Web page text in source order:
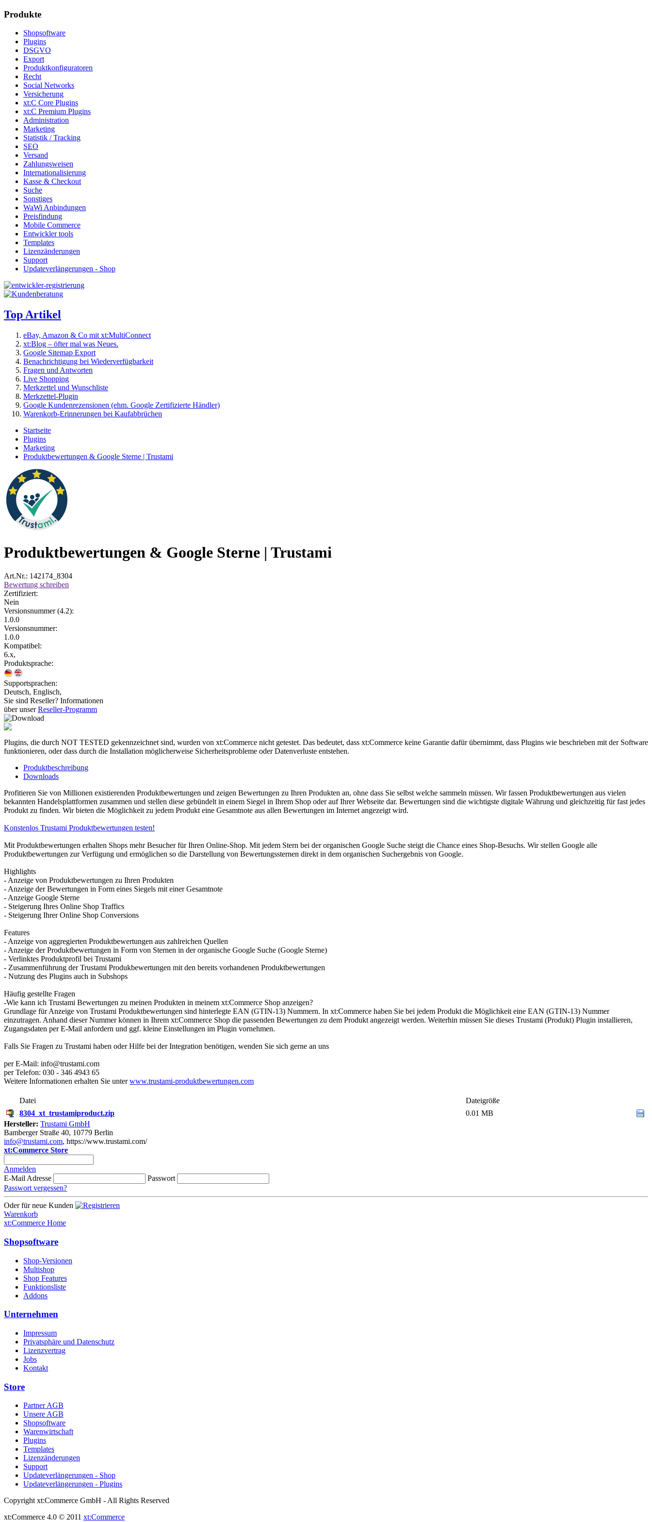
Produkte
Shopsoftware
Plugins
DSGVO
Export
Produktkonfiguratoren
Recht
Social Networks
Versicherung
xt:C Core Plugins
xt:C Premium Plugins
Administration
Marketing
Statistik / Tracking
SEO
Versand
Zahlungsweisen
Internationalisierung
Kasse & Checkout
Suche
Sonstiges
WaWi Anbindungen
Preisfindung
Mobile Commerce
Entwickler tools
Templates
Lizenzänderungen
Support
Updateverlängerungen - Shop
Top Artikel
eBay, Amazon & Co mit xt:MultiConnect
xt:Blog – öfter mal was Neues.
Google Sitemap Export
Benachrichtigung bei Wiederverfügbarkeit
Fragen und Antworten
Live Shopping
Merkzettel und Wunschliste
Merkzettel-Plugin
Google Kundenrezensionen (ehm. Google Zertifizierte Händler)
Warenkorb-Erinnerungen bei Kaufabbrüchen
Startseite
Plugins
Marketing
Produktbewertungen & Google Sterne | Trustami
Produktbewertungen & Google Sterne | Trustami
Art.Nr.: 142174_8304
Bewertung schreiben
Zertifiziert:
Nein
Versionsnummer (4.2):
1.0.0
Versionsnummer:
1.0.0
Kompatibel:
6.x,
Produktsprache:
Supportsprachen:
Deutsch, Englisch,
Sie sind Reseller? Informationen
über unserReseller-Programm
Plugins, die durch NOT TESTED gekennzeichnet sind, wurden von xt:Commerce nicht getestet. Das bedeutet, dass xt:Commerce keine Garantie dafür übernimmt, dass Plugins wie beschrieben mit der Software
funktionieren, oder dass durch die Installation möglicherweise Sicherheitsprobleme oder Datenverluste entstehen.
Produktbeschreibung
Downloads
Profitieren Sie von Millionen existierenden Produktbewertungen und zeigen Bewertungen zu Ihren Produkten an, ohne dass Sie selbst welche sammeln müssen. Wir fassen Produktbewertungen aus vielen
bekannten Handelsplattformen zusammen und stellen diese gebündelt in einem Siegel in Ihrem Shop oder auf Ihrer Webseite dar. Bewertungen sind die wichtigste digitale Währung und gleichzeitig für fast jedes
Produkt zu finden. Wir bieten die Möglichkeit zu jedem Produkt eine Gesamtnote aus allen Bewertungen im Internet angezeigt wird.
Konstenlos Trustami Produktbewertungen testen!
Mit Produktbewertungen erhalten Shops mehr Besucher für Ihren Online-Shop. Mit jedem Stern bei der organischen Google Suche steigt die Chance eines Shop-Besuchs. Wir stellen Google alle
Produktbewertungen zur Verfügung und ermöglichen so die Darstellung von Bewertungssternen direkt in dem organischen Suchergebnis von Google.
Highlights
- Anzeige von Produktbewertungen zu Ihren Produkten
- Anzeige der Bewertungen in Form eines Siegels mit einer Gesamtnote
- Anzeige Google Sterne
- Steigerung Ihres Online Shop Traffics
- Steigerung Ihrer Online Shop Conversions
Features
- Anzeige von aggregierten Produktbewertungen aus zahlreichen Quellen
- Anzeige der Produktbewertungen in Form von Sternen in der organische Google Suche (Google Sterne)
- Verlinktes Produktprofil bei Trustami
- Zusammenführung der Trustami Produkbewertungen mit den bereits vorhandenen Produktbewertungen
- Nutzung des Plugins auch in Subshops
Häufig gestellte Fragen
-Wie kann ich Trustami Bewertungen zu meinen Produkten in meinem xt:Commerce Shop anzeigen?
Grundlage für Anzeige von Trustami Produktbewertungen sind hinterlegte EAN (GTIN-13) Nummern. In xt:Commerce haben Sie bei jedem Produkt die Möglichkeit eine EAN (GTIN-13) Nummer
einzutragen. Anhand dieser Nummer können in Ihrem xt:Commerce Shop die passenden Bewertungen zu dem Produkt angezeigt werden. Weiterhin müssen Sie dieses Trustami (Produkt) Plugin installieren,
Zugangsdaten per E-Mail anfordern und ggf. kleine Einstellungen im Plugin vornehmen.
Falls Sie Fragen zu Trustami haben oder Hilfe bei der Integration benötigen, wenden Sie sich gerne an uns
per E-Mail: info@trustami.com
per Telefon: 030 - 346 4943 65
Weitere Informationen erhalten Sie unterwww.trustami-produktbewertungen.com
Datei
Dateigröße
8304_xt_trustamiproduct.zip
0.01 MB
Hersteller: Trustami GmbH
Bamberger Straße 40, 10779 Berlin
info@trustami.com, https://www.trustami.com/
xt:Commerce Store
Anmelden
E-Mail Adresse
Passwort
Passwort vergessen?
Oder für neue Kunden
Warenkorb
xt:Commerce Home
Shopsoftware
Shop-Versionen
Multishop
Shop Features
Funktionsliste
Addons
Unternehmen
Impressum
Privatsphäre und Datenschutz
Lizenzvertrag
Jobs
Kontakt
Store
Partner AGB
Unsere AGB
Shopsoftware
Warenwirtschaft
Plugins
Templates
Lizenzänderungen
Support
Updateverlängerungen - Shop
Updateverlängerungen - Plugins
Copyright xt:Commerce GmbH - All Rights Reserved
xt:Commerce 4.0 © 2011 xt:Commerce